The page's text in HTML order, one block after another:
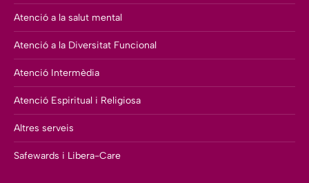
Atenció a la salut mental
Atenció a la Diversitat Funcional
Atenció Intermèdia
Atenció Espiritual i Religiosa
Altres serveis
Safewards i Libera-Care